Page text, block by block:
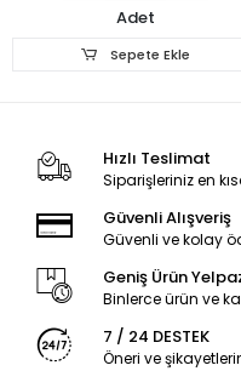
Adet
Sepete Ekle
Hızlı Teslimat
Siparişleriniz en
Güvenli Alışveriş
Güvenli ve kolay
Geniş Ürün
Binlerce ürün ve
7 / 24 DESTEK
Öneri ve